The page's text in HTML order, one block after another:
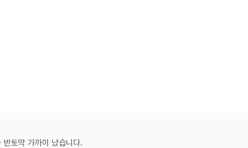
토막 가까이 났습니다.